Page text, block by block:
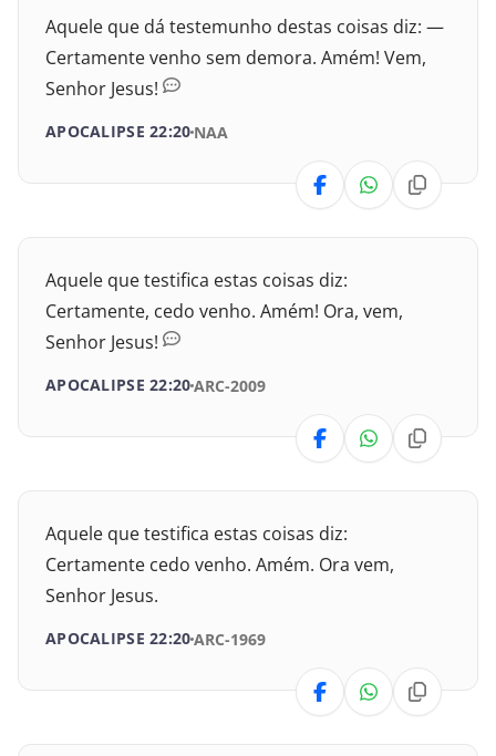
II Crônicas
Esdras
Salmos
Provérbios
Jeremias
Aquele que dá testemunho destas coisas diz: —
Certamente venho sem demora. Amém! Vem,
Senhor Jesus!
APOCALIPSE 22:20NAA
Aquele que testifica estas coisas diz:
Certamente, cedo venho. Amém! Ora, vem,
Senhor Jesus!
APOCALIPSE 22:20ARC-2009
Aquele que testifica estas coisas diz:
Certamente cedo venho. Amém. Ora vem,
Senhor Jesus.
APOCALIPSE 22:20ARC-1969